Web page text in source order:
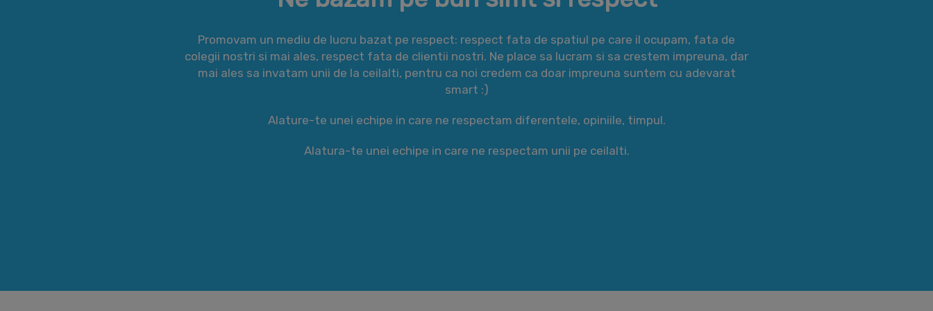
Promovam un mediu de lucru bazat pe respect: respect fata de spatiul pe care il ocupam, fata de
colegii nostri si mai ales, respect fata de clientii nostri. Ne place sa lucram si sa crestem impreuna, dar
mai ales sa invatam unii de la ceilalti, pentru ca noi credem ca doar impreuna suntem cu adevarat
smart :)
Alature-te unei echipe in care ne respectam diferentele, opiniile, timpul.
Alatura-te unei echipe in care ne respectam unii pe ceilalti.